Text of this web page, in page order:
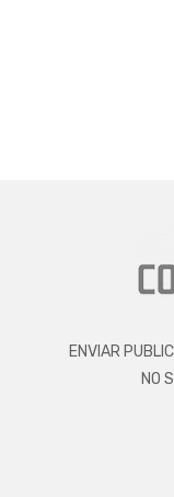
ENVIAR
NO